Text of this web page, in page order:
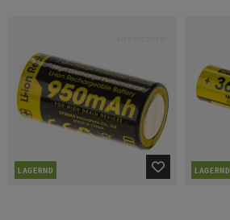
LAGERND LAGERND